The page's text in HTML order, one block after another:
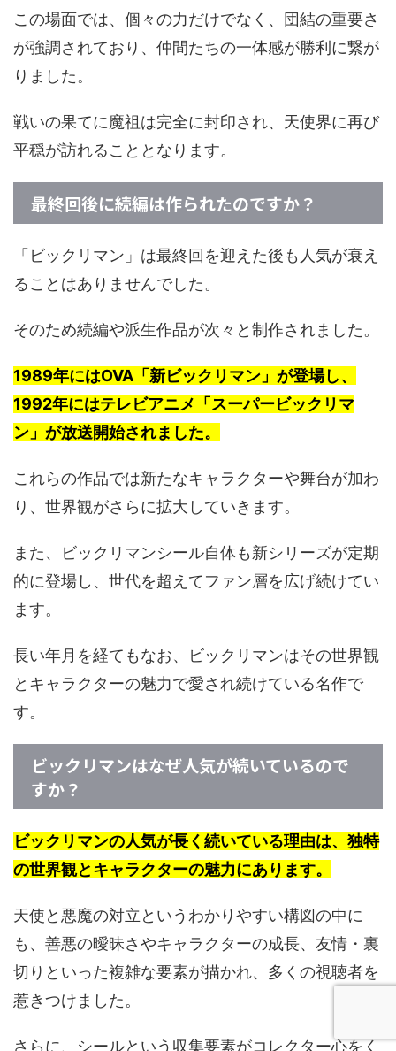
この場面では、個々の力だけでなく、団結の重要さ
が強調されており、仲間たちの一体感が勝利に繋が
りました。
戦いの果てに魔祖は完全に封印され、天使界に再び
平穏が訪れることとなります。
最終回後に続編は作られたのですか？
「ビックリマン」は最終回を迎えた後も人気が衰え
ることはありませんでした。
そのため続編や派生作品が次々と制作されました。
1989年にはOVA「新ビックリマン」が登場し、
1992年にはテレビアニメ「スーパービックリマ
ン」が放送開始されました。
これらの作品では新たなキャラクターや舞台が加わ
り、世界観がさらに拡大していきます。
また、ビックリマンシール自体も新シリーズが定期
的に登場し、世代を超えてファン層を広げ続けてい
ます。
長い年月を経てもなお、ビックリマンはその世界観
とキャラクターの魅力で愛され続けている名作で
す。
ビックリマンはなぜ人気が続いているので
すか？
ビックリマンの人気が長く続いている理由は、独特
の世界観とキャラクターの魅力にあります。
天使と悪魔の対立というわかりやすい構図の中に
も、善悪の曖昧さやキャラクターの成長、友情・裏
切りといった複雑な要素が描かれ、多くの視聴者を
惹きつけました。
さらに、シールという収集要素がコレクター心をく